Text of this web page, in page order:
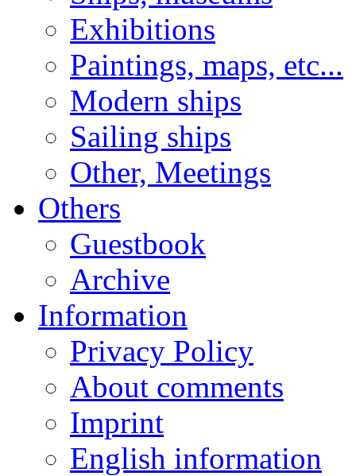
Exhibitions
Paintings, maps, etc...
Modern ships
Sailing ships
Other, Meetings
Others
Guestbook
Archive
Information
Privacy Policy
About comments
Imprint
English information